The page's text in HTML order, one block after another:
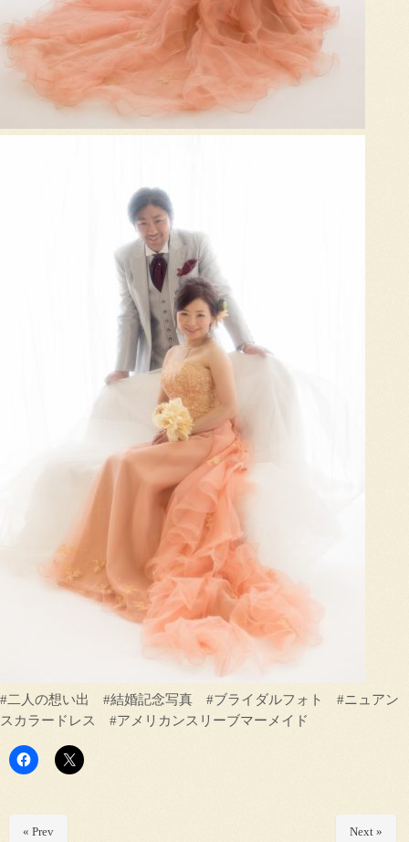
#二人の想い出 #結婚記念写真 #ブライダルフォト #ニュアン
スカラードレス #アメリカンスリーブマーメイド
« Prev Next »